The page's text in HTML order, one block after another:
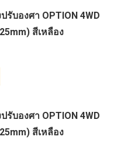
รับองศา OPTION 4WD
สีเหลือง
รับองศา OPTION 4WD
สีเหลือง